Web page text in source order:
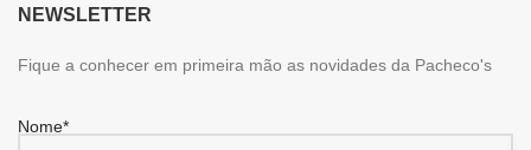
NEWSLETTER
Fique a conhecer em primeira mão as novidades da Pacheco's
Nome*